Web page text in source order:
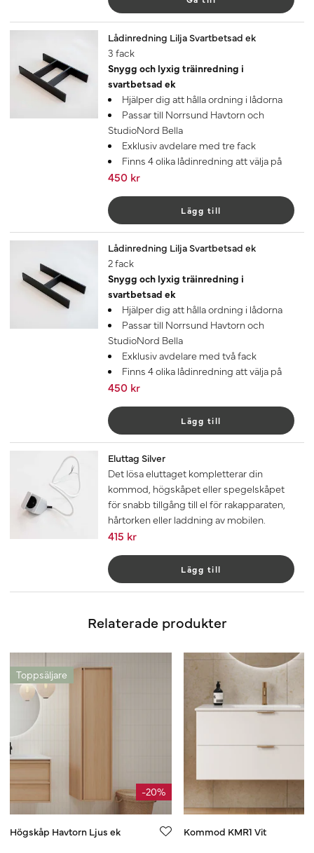
Lådinredning Lilja Svartbetsad ek
3 fack
Snygg och lyxig träinredning i
svartbetsad ek
Hjälper dig att hålla ordning i lådorna
Passar till Norrsund Havtorn och
StudioNord Bella
Exklusiv avdelare med tre fack
Finns 4 olika lådinredning att välja på
450 kr
Lägg till
Lådinredning Lilja Svartbetsad ek
2 fack
Snygg och lyxig träinredning i
svartbetsad ek
Hjälper dig att hålla ordning i lådorna
Passar till Norrsund Havtorn och
StudioNord Bella
Exklusiv avdelare med två fack
Finns 4 olika lådinredning att välja på
450 kr
Lägg till
Eluttag Silver
Det lösa eluttaget kompletterar din
kommod, högskåpet eller spegelskåpet
för snabb tillgång till el för rakapparaten,
hårtorken eller laddning av mobilen.
415 kr
Lägg till
Relaterade produkter
Toppsäljare
-20%
Högskåp Havtorn Ljus ek Kommod KMR1 Vit